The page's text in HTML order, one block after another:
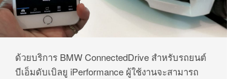
ด้วยบริการ BMW ConnectedDrive สำหรับรถยนต์
บีเอ็มดับเบิลยู iPerformance ผู้ใช้งานจะสามารถ